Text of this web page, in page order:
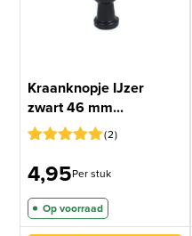
Kraanknopje IJzer
zwart 46 mm...
5op 5
gebaseerd
op
klantbeoordeling
2
4,95Per stuk
Op voorraad